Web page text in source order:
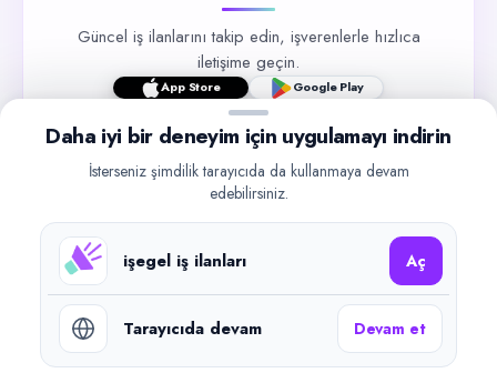
Güncel iş ilanlarını takip edin, işverenlerle hızlıca
iletişime geçin.
App Store Google Play
işegel.net bir ilan yayın platformudur; iş bulma aracılığı veya işe
yerleştirme faaliyeti yapmaz.
Benzer aramalar
Daha iyi bir deneyim için uygulamayı indirin
İsterseniz şimdilik tarayıcıda da kullanmaya devam
edebilirsiniz.
işegel iş ilanları Aç
Tarayıcıda devam Devam et